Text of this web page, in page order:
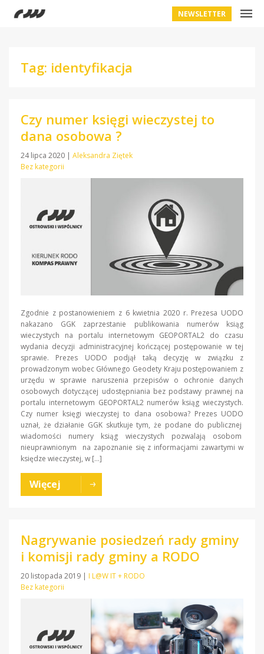
NEWSLETTER
Tag: identyfikacja
Czy numer księgi wieczystej to
dana osobowa ?
24 lipca 2020 | Aleksandra Ziętek
Bez kategorii
Zgodnie z postanowieniem z 6 kwietnia 2020 r. Prezesa UODO
nakazano GGK zaprzestanie publikowania numerów ksiąg
wieczystych na portalu internetowym GEOPORTAL2 do czasu
wydania decyzji administracyjnej kończącej postępowanie w tej
sprawie. Prezes UODO podjął taką decyzję w związku z
prowadzonym wobec Głównego Geodety Kraju postępowaniem z
urzędu w sprawie naruszenia przepisów o ochronie danych
osobowych dotyczącej udostępniania bez podstawy prawnej na
portalu internetowym GEOPORTAL2 numerów ksiąg wieczystych.
Czy numer księgi wieczystej to dana osobowa? Prezes UODO
uznał, że działanie GGK skutkuje tym, że podane do publicznej
wiadomości numery ksiąg wieczystych pozwalają osobom
nieuprawnionym na zapoznanie się z informacjami zawartymi w
księdze wieczystej, w […]
Więcej
Nagrywanie posiedzeń rady gminy
i komisji rady gminy a RODO
20 listopada 2019 | I L@W IT + RODO
Bez kategorii